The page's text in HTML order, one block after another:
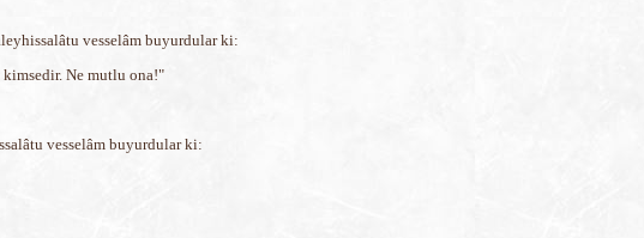
vesselâm buyurdular ki:
kimsedir. Ne mutlu ona!"
vesselâm buyurdular ki: